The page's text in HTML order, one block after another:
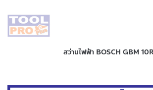
สว่านไฟฟ้า BOSCH GBM